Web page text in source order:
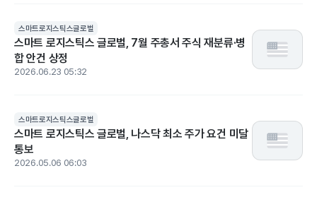
스마트로지스틱스글로벌
스마트 로지스틱스 글로벌, 7월 주총서 주식 재분류·병
합 안건 상정
2026.06.23 05:32
스마트로지스틱스글로벌
스마트 로지스틱스 글로벌, 나스닥 최소 주가 요건 미달
통보
2026.05.06 06:03